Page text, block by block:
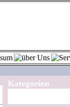
Kategorien